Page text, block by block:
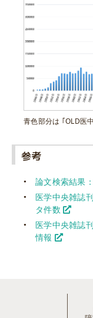
青色部分は ｢OLD医
参考
論文検索結果
医学中央雑誌
タ件数
医学中央雑誌
情報